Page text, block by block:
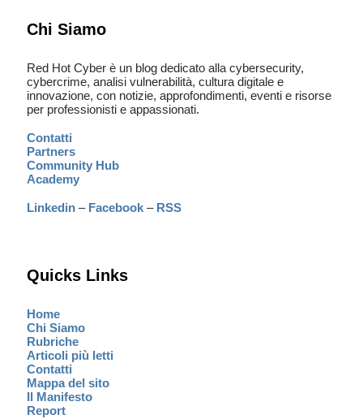
Chi Siamo
Red Hot Cyber è un blog dedicato alla cybersecurity,
cybercrime, analisi vulnerabilità, cultura digitale e
innovazione, con notizie, approfondimenti, eventi e risorse
per professionisti e appassionati.
Contatti
Partners
Community Hub
Academy
Linkedin – Facebook – RSS
Quicks Links
Home
Chi Siamo
Rubriche
Articoli più letti
Contatti
Mappa del sito
Il Manifesto
Report